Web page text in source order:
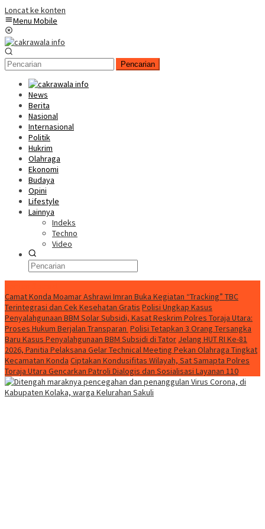
Loncat ke konten
Menu Mobile
Pencarian
News
Berita
Nasional
Internasional
Politik
Hukrim
Olahraga
Ekonomi
Budaya
Opini
Lifestyle
Lainnya
Indeks
Techno
Video
Camat Konda Moamar Ashrawi Imran Buka Kegiatan “Tracking” TBC
Terintegrasi dan Cek Kesehatan Gratis Polisi Ungkap Kasus
Penyalahgunaan BBM Solar Subsidi, Kasat Reskrim Polres Toraja Utara:
Proses Hukum Berjalan Transparan Polisi Tetapkan 3 Orang Tersangka
Baru Kasus Penyalahgunaan BBM Subsidi di Tator Jelang HUT RI Ke-81
2026, Panitia Pelaksana Gelar Technical Meeting Pekan Olahraga Tingkat
Kecamatan Konda Ciptakan Kondusifitas Wilayah, Sat Samapta Polres
Toraja Utara Gencarkan Patroli Dialogis dan Sosialisasi Layanan 110